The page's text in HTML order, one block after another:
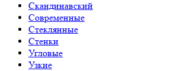
Скандинавский
Современные
Стеклянные
Стенки
Угловые
Узкие